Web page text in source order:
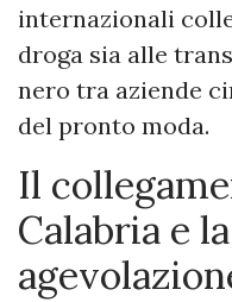
internazionali
droga sia alle
nero tra aziende
del pronto moda.
Il
Calabria e